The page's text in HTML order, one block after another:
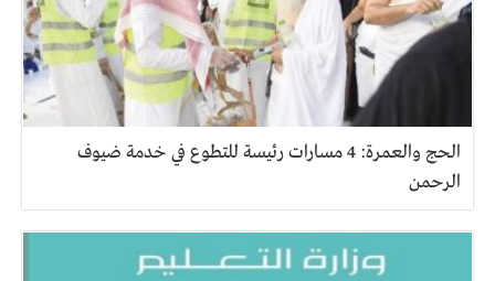
الحج والعمرة: 4 مسارات رئيسة للتطوع في خدمة ضيوف
الرحمن